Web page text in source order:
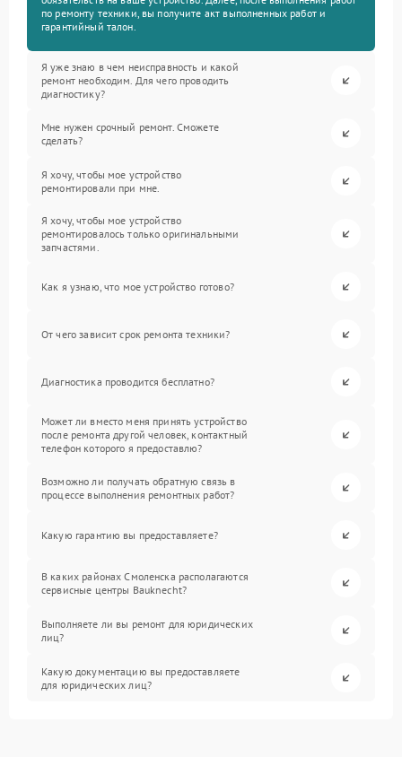
по ремонту техники, вы получите акт выполненных работ и
гарантийный талон.
Я уже знаю в чем неисправность и какой
ремонт необходим. Для чего проводить
диагностику?
Мне нужен срочный ремонт. Сможете
сделать?
Я хочу, чтобы мое устройство
ремонтировали при мне.
Я хочу, чтобы мое устройство
ремонтировалось только оригинальными
запчастями.
Как я узнаю, что мое устройство готово?
От чего зависит срок ремонта техники?
Диагностика проводится бесплатно?
Может ли вместо меня принять устройство
после ремонта другой человек, контактный
телефон которого я предоставлю?
Возможно ли получать обратную связь в
процессе выполнения ремонтных работ?
Какую гарантию вы предоставляете?
В каких районах Смоленска располагаются
сервисные центры Bauknecht?
Выполняете ли вы ремонт для юридических
лиц?
Какую документацию вы предоставляете
для юридических лиц?